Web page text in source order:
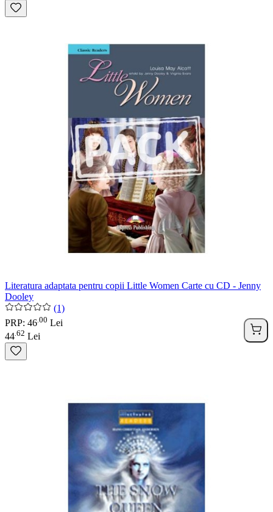
Literatura adaptata pentru copii Little Women Carte cu CD - Jenny
Dooley
(1)
PRP: 46 00 Lei
44 62 Lei